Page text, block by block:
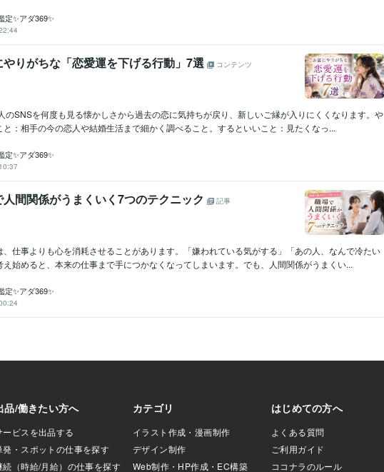
定✨アダ369✨
りがちな「恋愛運を下げる行動」7選 コンテンツ
SNSを何度も見る懐かしさから過去の恋に気持ちが戻り、新しいご縁が入りにくくなります。や
：相手の今の恋人や結婚生活まで細かく調べること。するといいこと：見たくなっ...
定✨アダ369✨
間関係がうまくいく7つのテクニック 記事
、仕事よりも心を消耗させることがあります。「嫌われている気がする」「あの人、なんで冷たい
始めると、本来の仕事まで手につかなくなってしまいます。でも、人間関係がうまくい...
定✨アダ369✨